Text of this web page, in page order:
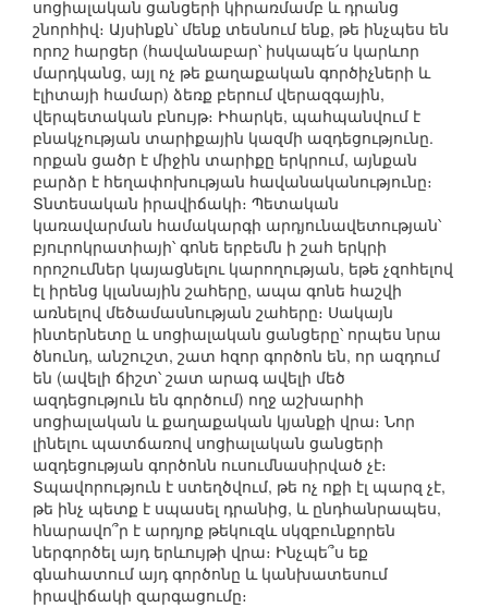
սոցիալական ցանցերի կիրառմամբ և դրանց
շնորհիվ։ Այսինքն՝ մենք տեսնում ենք, թե ինչպես են
որոշ հարցեր (հավանաբար՝ իսկապե՛ս կարևոր
մարդկանց, այլ ոչ թե քաղաքական գործիչների և
էլիտայի համար) ձեռք բերում վերազգային,
վերպետական բնույթ։ Իհարկե, պահպանվում է
բնակչության տարիքային կազմի ազդեցությունը.
որքան ցածր է միջին տարիքը երկրում, այնքան
բարձր է հեղափոխության հավանականությունը։
Տնտեսական իրավիճակի։ Պետական
կառավարման համակարգի արդյունավետության՝
բյուրոկրատիայի՝ գոնե երբեմն ի շահ երկրի
որոշումներ կայացնելու կարողության, եթե չզոհելով
էլ իրենց կլանային շահերը, ապա գոնե հաշվի
առնելով մեծամասնության շահերը։ Սակայն
ինտերնետը և սոցիալական ցանցերը՝ որպես նրա
ծնունդ, անշուշտ, շատ հզոր գործոն են, որ ազդում
են (ավելի ճիշտ՝ շատ արագ ավելի մեծ
ազդեցություն են գործում) ողջ աշխարհի
սոցիալական և քաղաքական կյանքի վրա։ Նոր
լինելու պատճառով սոցիալական ցանցերի
ազդեցության գործոնն ուսումնասիրված չէ։
Տպավորություն է ստեղծվում, թե ոչ ոքի էլ պարզ չէ,
թե ինչ պետք է սպասել դրանից, և ընդհանրապես,
հնարավո՞ր է արդյոք թեկուզև սկզբունքորեն
ներգործել այդ երևույթի վրա։ Ինչպե՞ս եք
գնահատում այդ գործոնը և կանխատեսում
իրավիճակի զարգացումը։